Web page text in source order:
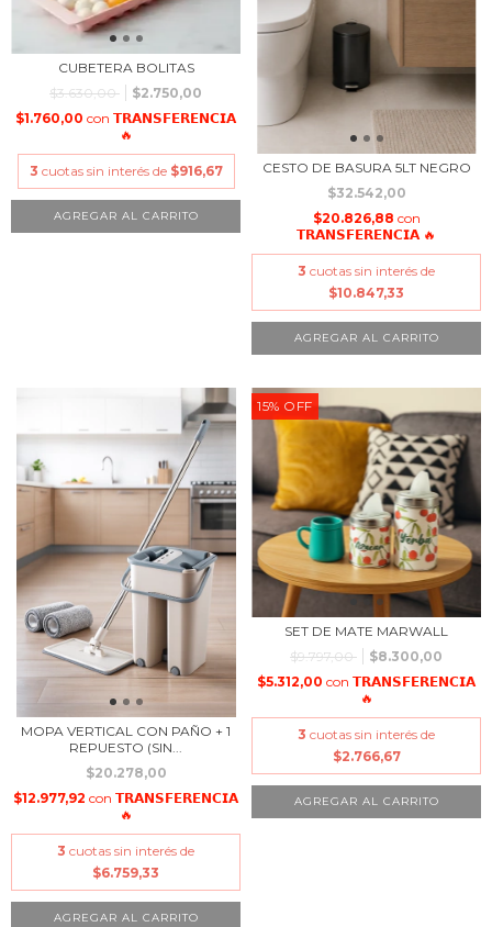
CUBETERA BOLITAS
$3.630,00
$2.750,00
$1.760,00 con 𝗧𝗥𝗔𝗡𝗦𝗙𝗘𝗥𝗘𝗡𝗖𝗜𝗔
🔥
3 cuotas sin interés de $916,67
CESTO DE BASURA 5LT NEGRO
$32.542,00
$20.826,88 con
𝗧𝗥𝗔𝗡𝗦𝗙𝗘𝗥𝗘𝗡𝗖𝗜𝗔 🔥
3 cuotas sin interés de
$10.847,33
MOPA VERTICAL CON PAÑO + 1
REPUESTO (SIN...
$20.278,00
$12.977,92 con 𝗧𝗥𝗔𝗡𝗦𝗙𝗘𝗥𝗘𝗡𝗖𝗜𝗔
🔥
3 cuotas sin interés de
$6.759,33
15% OFF
SET DE MATE MARWALL
$9.797,00
$8.300,00
$5.312,00 con 𝗧𝗥𝗔𝗡𝗦𝗙𝗘𝗥𝗘𝗡𝗖𝗜𝗔
🔥
3 cuotas sin interés de
$2.766,67
AGREGAR AL CARRITO